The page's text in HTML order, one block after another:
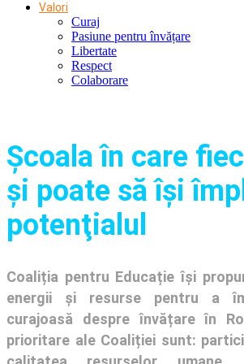
Valori
Curaj
Pasiune pentru învățare
Libertate
Respect
Colaborare
Şcoala în care
și poate să își
potenţialul
Coaliția pentru Educație își
energii și resurse pentru a
curajoasă despre învățare în
prioritare ale Coaliției sunt: